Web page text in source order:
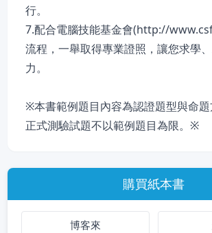
行。
7.配合電腦技能基金會(http://
流程，一舉取得專業證照，讓您求學
力。
※本書範例題目內容為認證題型與命題
正式測驗試題不以範例題目為限。※
購買紙本書
博客來